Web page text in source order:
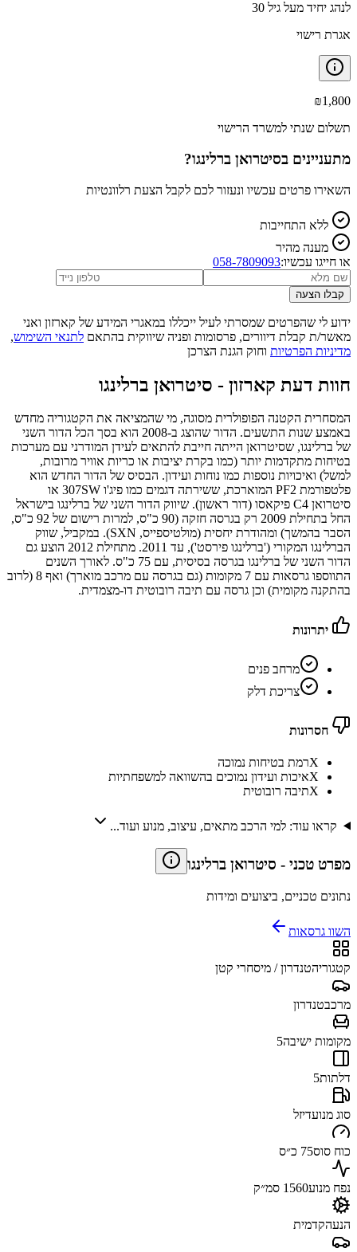
לנהג יחיד מעל גיל 30
אגרת רישוי
₪1,800
תשלום שנתי למשרד הרישוי
מתעניינים בסיטרואן ברלינגו?
השאירו פרטים עכשיו ונעזור לכם לקבל הצעת רלוונטיות
ללא התחייבות
מענה מהיר
או חייגו עכשיו:058-7809093
קבלו הצעה
ידוע לי שהפרטים שמסרתי לעיל ייכללו במאגרי המידע של קארזון ואני
מאשר/ת קבלת דיוורים, פרסומות ופניה שיווקית בהתאם לתנאי השימוש,
מדיניות הפרטיות וחוק הגנת הצרכן
חוות דעת קארזון - סיטרואן ברלינגו
המסחרית הקטנה הפופולרית מסוגה, מי שהמציאה את הקטגוריה מחדש
באמצע שנות התשעים. הדור שהוצג ב-2008 הוא בסך הכל הדור השני
של ברלינגו, שסיטרואן הייתה חייבת להתאים לעידן המודרני עם מערכות
בטיחות מתקדמות יותר (כמו בקרת יציבות או כריות אוויר מרובות,
למשל) ואיכויות נוספות כמו נוחות ועידון. הבסיס של הדור החדש הוא
פלטפורמת PF2 המוארכת, ששירתה דגמים כמו פיג'ו 307SW או
סיטרואן C4 פיקאסו (דור ראשון). שיווק הדור השני של ברלינגו בישראל
החל בתחילת 2009 רק בגרסה חזקה (90 כ"ס, למרות רישום של 92 כ"ס,
הסבר בהמשך) ומהודרת יחסית (מולטיספייס, SXN). במקביל, שווק
הברלינגו המקורי ('ברלינגו פירסט'), עד 2011. מתחילת 2012 הוצע גם
הדור השני של ברלינגו בגרסה בסיסית, עם 75 כ"ס. לאורך השנים
התווספו גרסאות עם 7 מקומות (גם בגרסה עם מרכב מוארך) ואף 8 (לרוב
בהתקנה מקומית) וכן גרסה עם תיבה רובוטית דו-מצמדית.
יתרונות
מרחב פנים
צריכת דלק
חסרונות
Xרמת בטיחות נמוכה
Xאיכות ועידון נמוכים בהשוואה למשפחתיות
Xתיבה רובוטית
קראו עוד: למי הרכב מתאים, עיצוב, מנוע ועוד...
מפרט טכני - סיטרואן ברלינגו
נתונים טכניים, ביצועים ומידות
השוו גרסאות
קטגוריהטנדרון / מיסחרי קטן
מרכבטנדרון
מקומות ישיבה5
דלתות5
סוג מנועדיזל
כוח סוס75 כ״ס
נפח מנוע1560 סמ״ק
הנעהקדמית